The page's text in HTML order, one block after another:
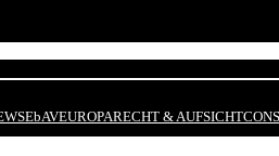
EbAVEUROPARECHT & AUFSICHT